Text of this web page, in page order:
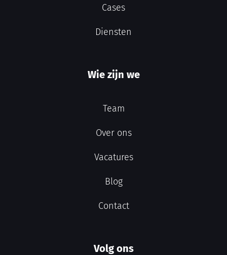
Cases
Diensten
Wie zijn we
Team
Over ons
Vacatures
Blog
Contact
Volg ons